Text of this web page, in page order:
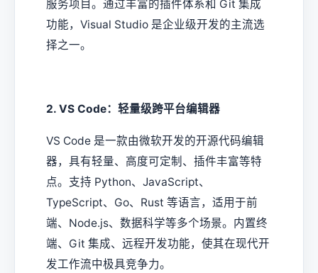
服务项目。通过丰富的插件体系和 Git 集成
功能，Visual Studio 是企业级开发的主流选
择之一。
2. VS Code：轻量级跨平台编辑器
VS Code 是一款由微软开发的开源代码编辑
器，具有轻量、高度可定制、插件丰富等特
点。支持 Python、JavaScript、
TypeScript、Go、Rust 等语言，适用于前
端、Node.js、数据科学等多个场景。内置终
端、Git 集成、远程开发功能，使其在现代开
发工作流中极具竞争力。